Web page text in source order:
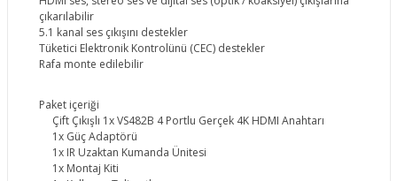
çıkarılabilir
5.1 kanal ses çıkışını destekler
Tüketici Elektronik Kontrolünü (CEC) destekler
Rafa monte edilebilir
Paket içeriği
Çift Çıkışlı 1x VS482B 4 Portlu Gerçek 4K HDMI Anahtarı
1x Güç Adaptörü
1x IR Uzaktan Kumanda Ünitesi
1x Montaj Kiti